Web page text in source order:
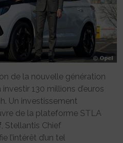
de la nouvelle génération
130 millions d’euros
Un investissement
de la plateforme STLA
, Stellantis Chief
l’intérêt d’un tel